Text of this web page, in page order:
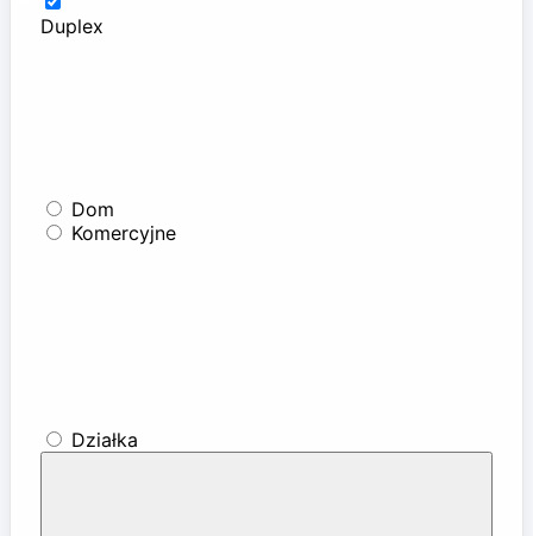
Duplex
Dom
Komercyjne
Działka